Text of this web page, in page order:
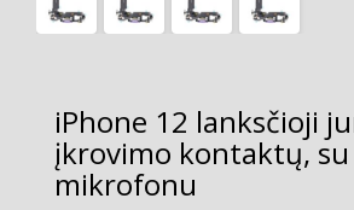
iPhone 12 lanksčioji
įkrovimo kontaktų, su
mikrofonu